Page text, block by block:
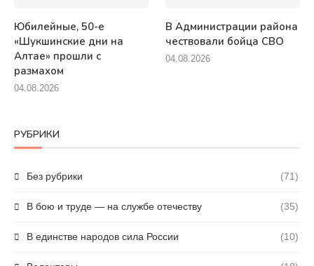
Юбилейные, 50-е
«Шукшинские дни на
Алтае» прошли с
размахом
04.08.2026
В Администрации района
чествовали бойца СВО
04.08.2026
РУБРИКИ
Без рубрики (71)
В бою и труде — на службе отечеству (35)
В единстве народов сила России (10)